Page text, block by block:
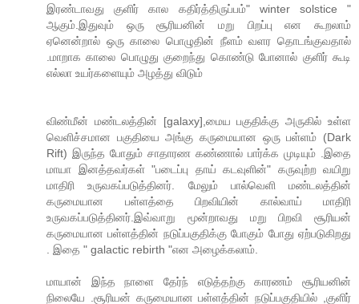
இரண்டாவது குளிர் கால கதிர்த்திருப்பம்" winter solstice "
ஆகும்.இதுவும் ஒரு சூரியனின் மறு பிறப்பு என கூறலாம்
ஏனென்றால் ஒரு காலை பொழுதின் நீளம் வளர தொடங்குவதால்
.மாறாக காலை பொழுது குறைந்து கொண்டு போனால் குளிர் கூடி
எல்லா உயர்களையும் அழத்து விடும்
விண்மீன் மண்டலத்தின் [galaxy],மைய பகுதிக்கு அருகில் உள்ள
வெளிச்சமான பகுதியை அங்கு கருமையான ஒரு பள்ளம் (Dark
Rift) இருந்த போதும் சாதாரண கண்ணால் பார்க்க முடியும் .இதை
மாயா இனத்தவர்கள் "படைப்பு தாய் கடவுளின்" கருவுற்ற வயிறு
மாதிரி உருவகப்படுத்தினர். மேலும் பால்வெளி மண்டலத்தின்
கருமையான பள்ளத்தை பிறவியின் கால்வாய் மாதிரி
உருவகப்படுத்தினர்.இவ்வாறு மூன்றாவது மறு பிறவி சூரியன்
கருமையான பள்ளத்தின் நடுப்பகுதிக்கு போகும் போது ஏற்படுகிறது
. இதை " galactic rebirth "என அழைக்கலாம்.
மாயான் இந்த நாளை தேர்ந் எடுத்தற்கு காரணம் சூரியனின்
நிலையே .சூரியன் கருமையான பள்ளத்தின் நடுப்பகுதியில் ,குளிர்